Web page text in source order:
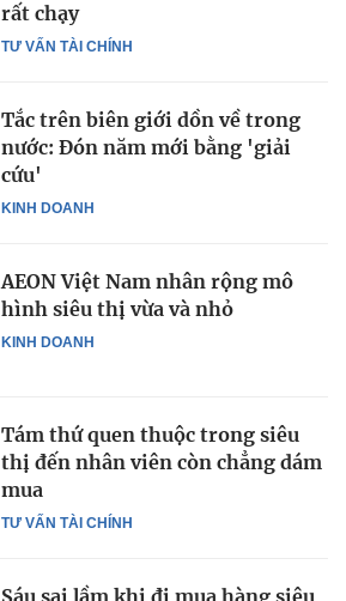
TƯ VẤN TÀI CHÍNH
rất chạy
KINH DOANH
Tắc trên biên giới dồn về trong
nước: Đón năm mới bằng 'giải
cứu'
KINH DOANH
AEON Việt Nam nhân rộng mô
hình siêu thị vừa và nhỏ
TƯ VẤN TÀI CHÍNH
Tám thứ quen thuộc trong siêu
thị đến nhân viên còn chẳng dám
mua
Sáu sai lầm khi đi mua hàng siêu